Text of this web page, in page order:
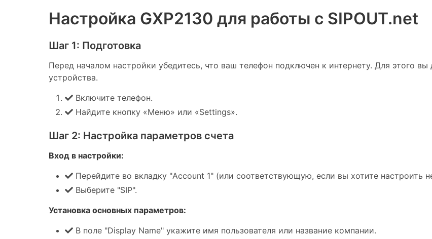
Настройка GXP2130 для работы с SIPOUT.net
Шаг 1: Подготовка
Перед началом настройки убедитесь, что ваш телефон подключен к интернету. Для этого
устройства.
Включите телефон.
Найдите кнопку «Меню» или «Settings».
Шаг 2: Настройка параметров счета
Вход в настройки:
Перейдите во вкладку "Account 1" (или соответствующую, если вы хотите настроить
Выберите "SIP".
Установка основных параметров:
В поле "Display Name" укажите имя пользователя или название компании.